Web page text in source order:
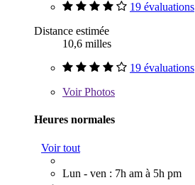
19 évaluations
Distance estimée
10,6 milles
19 évaluations
VoirPhotos
Heures normales
Voir tout
Lun - ven : 7h am à 5h pm